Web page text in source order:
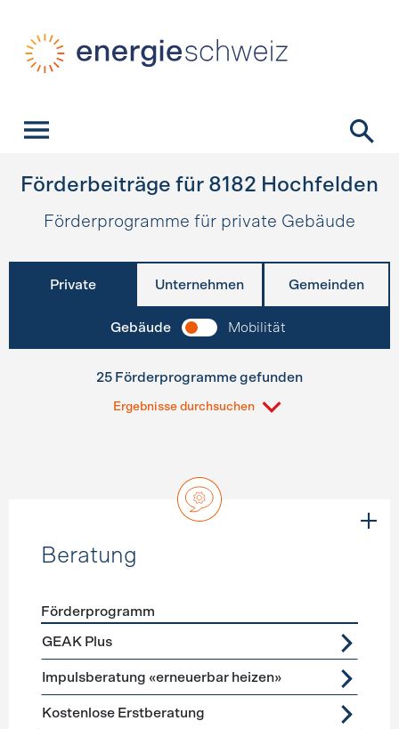
Förderbeiträge für 8182 Hochfelden
Förderprogramme für private Gebäude
Private Unternehmen Gemeinden
Gebäude Mobilität
25 Förderprogramme gefunden
Ergebnisse durchsuchen
Beratung
Förderprogramme
Förderprogramm
GEAK Plus
Impulsberatung «erneuerbar heizen»
Kostenlose Erstberatung